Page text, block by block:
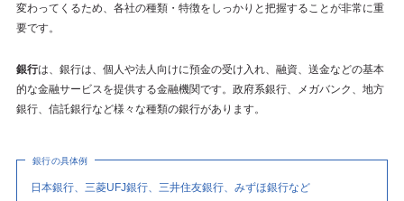
変わってくるため、各社の種類・特徴をしっかりと把握することが非常に重
要です。
銀行は、銀行は、個人や法人向けに預金の受け入れ、融資、送金などの基本
的な金融サービスを提供する金融機関です。政府系銀行、メガバンク、地方
銀行、信託銀行など様々な種類の銀行があります。
銀行の具体例
日本銀行、三菱UFJ銀行、三井住友銀行、みずほ銀行など